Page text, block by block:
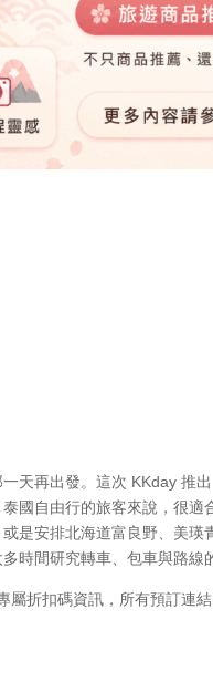
天再出發。這次 KKday 推
國自由行的旅客來說，很
是安排北海道富良野、美
時間研究轉車、包車與路線
屬折扣碼資訊，所有預訂連